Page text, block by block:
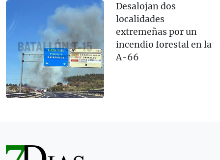
Desalojan dos
localidades
extremeñas por un
incendio forestal en la
A-66